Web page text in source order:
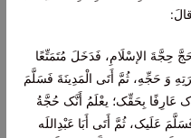
حِجَّةَ الإسْلَامِ، فَدَخَلَ مُتَمَتِّعًا
وَ حَجِّهِ، ثُمَّ أَتَی الْمَدِينَةَ فَسَلَّمَ
عَارِفًا بِحَقِّک؛ یعْلَمُ أَنَّک حُجَّةُ
عَلَیک، ثُمَّ أَتَی أَبَا عَبْدِاللَه